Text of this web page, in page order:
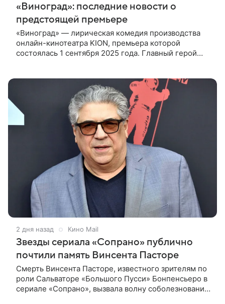
«Виноград»: последние новости о
предстоящей премьере
«Виноград» — лирическая комедия производства
онлайн-кинотеатра KION, премьера которой
состоялась 1 сентября 2025 года. Главный герой
2 дня назад Кино Mail
Звезды сериала «Сопрано» публично
почтили память Винсента Пасторе
Смерть Винсента Пасторе, известного зрителям по
роли Сальваторе «Большого Пусси» Бонпенсьеро в
сериале «Сопрано», вызвала волну соболезнований